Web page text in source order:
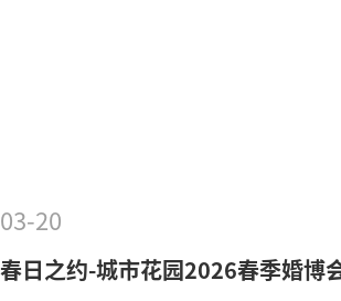
03-20
春日之约-城市花园2026春季婚博